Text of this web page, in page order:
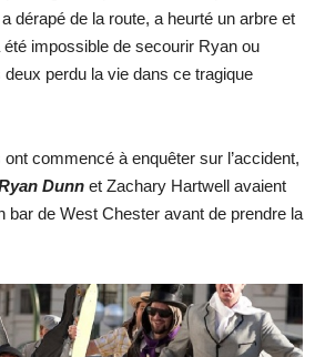
dérapé de la route, a heurté un arbre et
été impossible de secourir Ryan ou
perdu la vie dans ce tragique
commencé à enquêter sur l’accident,
Dunn et Zachary Hartwell avaient
bar de West Chester avant de prendre la